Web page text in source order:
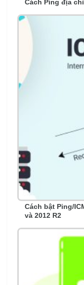
Cách Ping địa
Cách bật Ping/
và 2012 R2